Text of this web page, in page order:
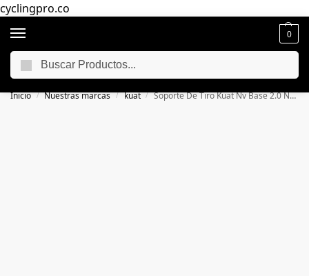
cyclingpro.co
0
🚴‍ Envío gratuito a todo Colombia por compras superiores a $250.000
Inicio / Nuestras marcas / kuat / Soporte De Tiro Kuat Nv Base 2.0 Negro Mate